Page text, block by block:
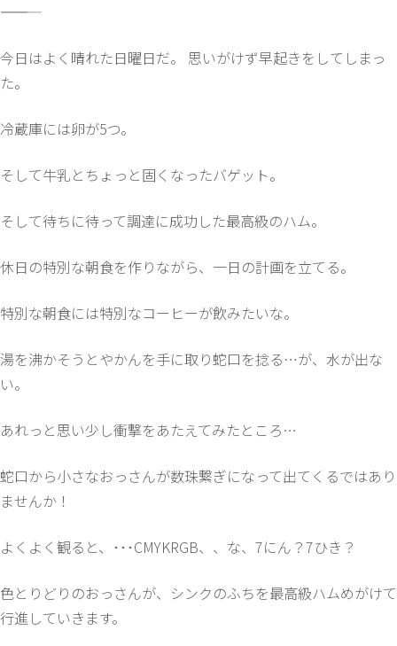
―――――
今日はよく晴れた日曜日だ。 思いがけず早起きをしてしまっ
た。
冷蔵庫には卵が5つ。
そして牛乳とちょっと固くなったバゲット。
そして待ちに待って調達に成功した最高級のハム。
休日の特別な朝食を作りながら、一日の計画を立てる。
特別な朝食には特別なコーヒーが飲みたいな。
湯を沸かそうとやかんを手に取り蛇口を捻る…が、水が出な
い。
あれっと思い少し衝撃をあたえてみたところ…
蛇口から小さなおっさんが数珠繋ぎになって出てくるではあり
ませんか！
よくよく観ると、･･･CMYKRGB、、な、7にん？7ひき？
色とりどりのおっさんが、シンクのふちを最高級ハムめがけて
行進していきます。